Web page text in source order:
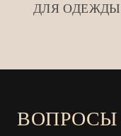
ДЛЯ ОДЕЖДЫ
КОРЗИНА